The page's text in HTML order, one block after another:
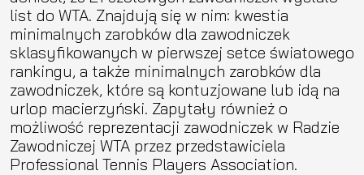
list do WTA. Znajdują się w nim: kwestia
minimalnych zarobków dla zawodniczek
sklasyfikowanych w pierwszej setce światowego
rankingu, a także minimalnych zarobków dla
zawodniczek, które są kontuzjowane lub idą na
urlop macierzyński. Zapytały również o
możliwość reprezentacji zawodniczek w Radzie
Zawodniczej WTA przez przedstawiciela
Professional Tennis Players Association.